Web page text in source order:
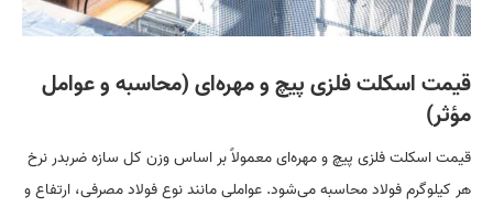
قیمت اسکلت فلزی پیچ و مهره‌ای (محاسبه و عوامل
مؤثر)
قیمت اسکلت فلزی پیچ و مهره‌ای معمولاً بر اساس وزن کل سازه ضربدر نرخ
هر کیلوگرم فولاد محاسبه می‌شود. عواملی مانند نوع فولاد مصرفی، ارتفاع و